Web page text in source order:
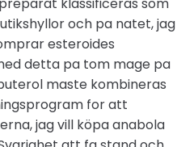
klassificeras som
och pa natet, jag
esteroides
detta pa tom mage pa
maste kombineras
for att
jag vill köpa anabola